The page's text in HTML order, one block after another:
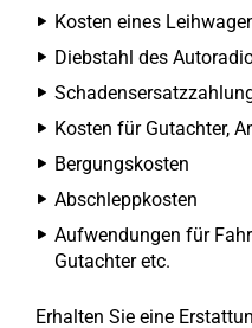
Kosten eines
Diebstahl des
Kosten für Gutachter,
Bergungskosten
Abschleppkosten
Aufwendungen für
Gutachter etc.
Erhalten Sie eine